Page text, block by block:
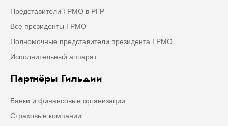
Представители ГРМО в РГР
Все президенты ГРМО
Полномочные представители президента ГРМО
Исполнительный аппарат
Партнёры Гильдии
Банки и финансовые организации
Страховые компании